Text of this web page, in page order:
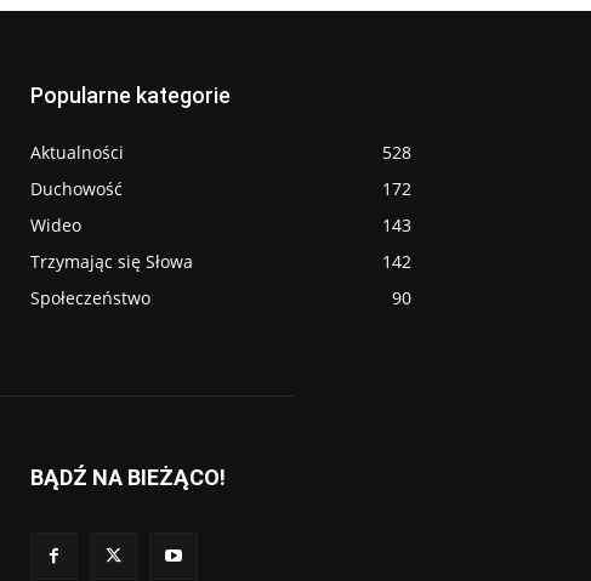
Popularne kategorie
Aktualności
528
Duchowość
172
Wideo
143
Trzymając się Słowa
142
Społeczeństwo
90
BĄDŹ NA BIEŻĄCO!